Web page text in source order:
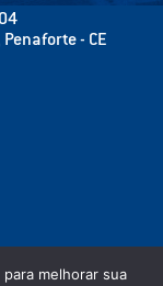
- CE
melhorar sua